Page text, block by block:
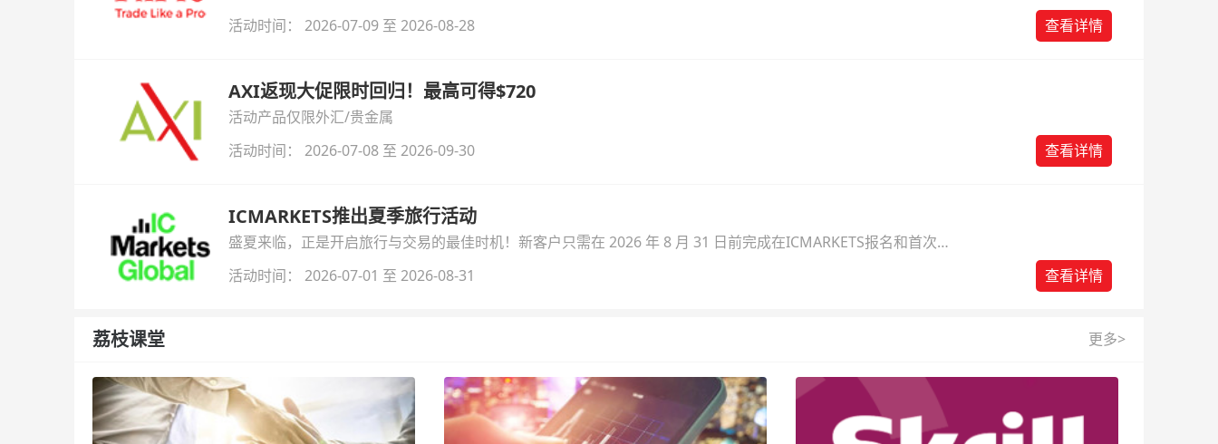
自动解锁无限倍杠杆福利，无需额外复杂操作。
活动时间： 2026-07-09 至 2026-08-28 查看详情
AXI返现大促限时回归！最高可得$720
活动产品仅限外汇/贵金属
活动时间： 2026-07-08 至 2026-09-30
查看详情
ICMARKETS推出夏季旅行活动
盛夏来临，正是开启旅行与交易的最佳时机！新客户只需在 2026 年 8 月 31 日前完成在ICMARKETS报名和首次入
金即可参与！
活动时间： 2026-07-01 至 2026-08-31 查看详情
荔枝课堂 更多>